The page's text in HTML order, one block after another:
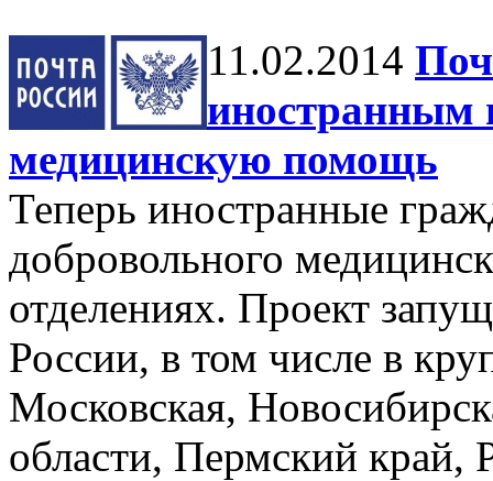
11.02.2014
иностранным
медицинскую помощь
Теперь иностранные
добровольного
отделениях. Проект
России, в том числе в
Московская,
области, Пермский край,